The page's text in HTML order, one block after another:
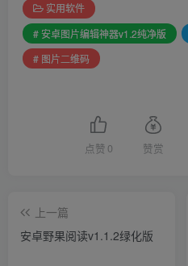
实用软件
# 安卓图片编辑神器v1.2纯净版
# 图片二维码
点赞 0 赞赏
上一篇
安卓野果阅读v1.1.2绿化版